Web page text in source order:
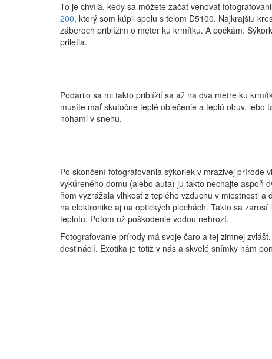
To je chvíľa, kedy sa môžete začať venovať
200, ktorý som kúpil spolu s telom D5100. Najkrajšiu
záberoch priblížim o meter ku krmítku. A počkám.
priletia.
Podarilo sa mi takto priblížiť sa až na dva metre ku
musíte mať skutočne teplé oblečenie a teplú obuv,
nohami v snehu.
Po skončení fotografovania sýkoriek v mrazivej prírode
vykúreného domu (alebo auta) ju takto nechajte aspoň
ňom vyzrážala vlhkosť z teplého vzduchu v miestnosti
na elektronike aj na optických plochách. Takto sa
teplotu. Potom už poškodenie vodou nehrozí.
Fotografovanie prírody má svoje čaro a tej zimnej
destinácií. Exotika je totiž v nás a skvelé snímky nám